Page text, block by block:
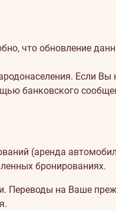
что обновление
Если Вы
банковского
(аренда
бронированиях.
Переводы на Ваше